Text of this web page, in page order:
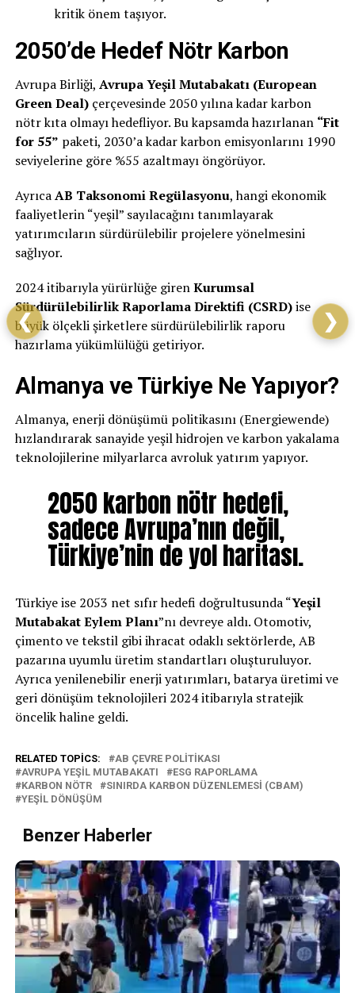
kritik önem taşıyor.
2050’de Hedef Nötr Karbon
Avrupa Birliği, Avrupa Yeşil Mutabakatı (European
Green Deal)çerçevesinde 2050 yılına kadar karbon
nötr kıta olmayı hedefliyor. Bu kapsamda hazırlanan “Fit
for 55” paketi, 2030’a kadar karbon emisyonlarını 1990
seviyelerine göre %55 azaltmayı öngörüyor.
AyrıcaAB Taksonomi Regülasyonu, hangi ekonomik
faaliyetlerin “yeşil” sayılacağını tanımlayarak
yatırımcıların sürdürülebilir projelere yönelmesini
sağlıyor.
2024 itibarıyla yürürlüğe girenKurumsal
Sürdürülebilirlik Raporlama Direktifi (CSRD)ise
büyük ölçekli şirketlere sürdürülebilirlik raporu
hazırlama yükümlülüğü getiriyor.
Almanya ve Türkiye Ne Yapıyor?
Almanya, enerji dönüşümü politikasını (Energiewende)
hızlandırarak sanayide yeşil hidrojen ve karbon yakalama
teknolojilerine milyarlarca avroluk yatırım yapıyor.
2050 karbon nötr hedefi,
sadece Avrupa’nın değil,
Türkiye’nin de yol haritası.
Türkiye ise 2053 net sıfır hedefi doğrultusunda “Yeşil
Mutabakat Eylem Planı”nı devreye aldı. Otomotiv,
çimento ve tekstil gibi ihracat odaklı sektörlerde, AB
pazarına uyumlu üretim standartları oluşturuluyor.
Ayrıca yenilenebilir enerji yatırımları, batarya üretimi ve
geri dönüşüm teknolojileri 2024 itibarıyla stratejik
öncelik haline geldi.
RELATED TOPICS:
AB ÇEVRE POLITIKASI
AVRUPA YEŞIL MUTABAKATI
ESG RAPORLAMA
KARBON NÖTR
SINIRDA KARBON DÜZENLEMESI (CBAM)
YEŞIL DÖNÜŞÜM
Benzer Haberler
❮ ❯